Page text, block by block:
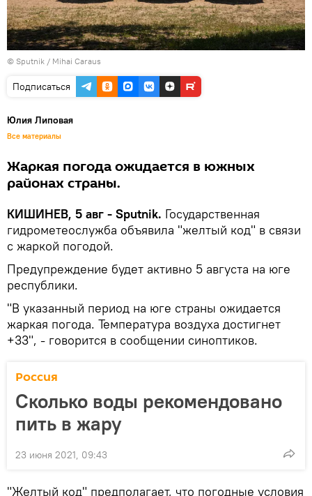
© Sputnik / Mihai Caraus
Подписаться
Юлия Липовая
Все материалы
Жаркая погода ожидается в южных
районах страны.
КИШИНЕВ, 5 авг - Sputnik. Государственная
гидрометеослужба объявила "желтый код" в связи
с жаркой погодой.
Предупреждение будет активно 5 августа на юге
республики.
"В указанный период на юге страны ожидается
жаркая погода. Температура воздуха достигнет
+33", - говорится в сообщении синоптиков.
Россия
Сколько воды рекомендовано
пить в жару
23 июня 2021, 09:43
"Желтый код" предполагает, что погодные условия